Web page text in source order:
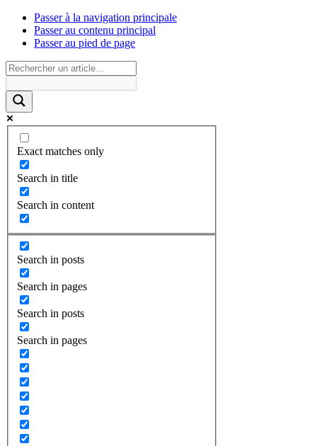
Passer à la navigation principale
Passer au contenu principal
Passer au pied de page
Exact matches only
Search in title
Search in content
Search in posts
Search in pages
Search in posts
Search in pages